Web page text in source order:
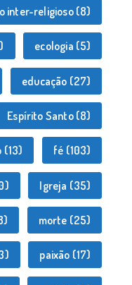
inter-religioso(8)
ecologia (5)
educação (27)
Espírito Santo(8)
(13) fé (103)
Igreja (35)
morte (25)
paixão (17)